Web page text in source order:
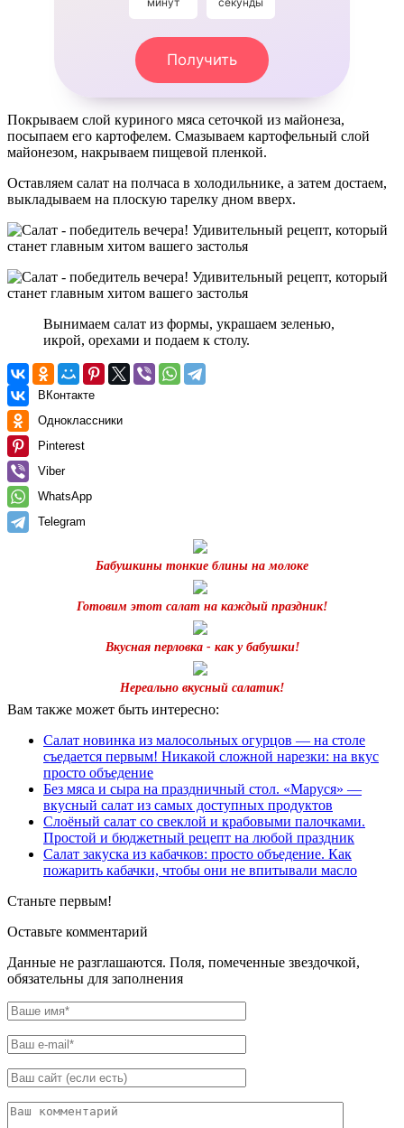
Получить
Покрываем слой куриного мяса сеточкой из майонеза,
посыпаем его картофелем. Смазываем картофельный слой
майонезом, накрываем пищевой пленкой.
Оставляем салат на полчаса в холодильнике, а затем достаем,
выкладываем на плоскую тарелку дном вверх.
Вынимаем салат из формы, украшаем зеленью,
икрой, орехами и подаем к столу.
ВКонтакте
Одноклассники
Pinterest
Viber
WhatsApp
Telegram
Бабушкины тонкие блины на молоке
Готовим этот салат на каждый праздник!
Вкусная перловка - как у бабушки!
Нереально вкусный салатик!
Вам также может быть интересно:
Салат новинка из малосольных огурцов — на столе
съедается первым! Никакой сложной нарезки: на вкус
просто объедение
Без мяса и сыра на праздничный стол. «Маруся» —
вкусный салат из самых доступных продуктов
Слоёный салат со свеклой и крабовыми палочками.
Простой и бюджетный рецепт на любой праздник
Салат закуска из кабачков: просто объедение. Как
пожарить кабачки, чтобы они не впитывали масло
Станьте первым!
Оставьте комментарий
Данные не разглашаются. Поля, помеченные звездочкой,
обязательны для заполнения